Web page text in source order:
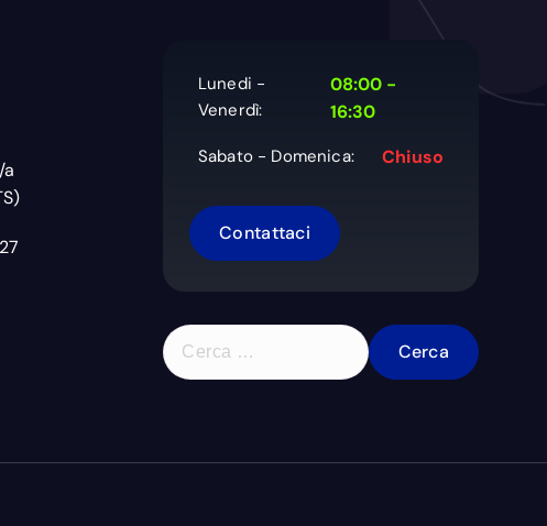
Lunedi -
Venerdì:
08:00 -
16:30
Sabato - Domenica: Chiuso
Contattaci
R
i